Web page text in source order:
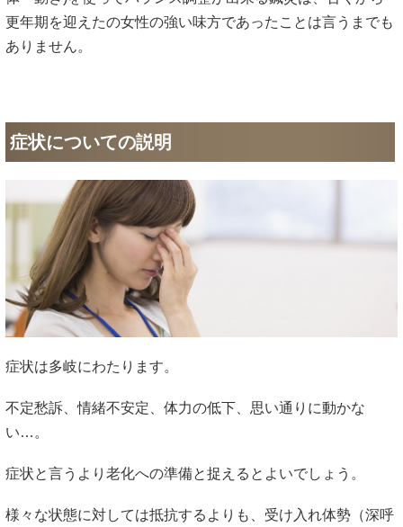
更年期を迎えたの女性の強い味方であったことは言うまでも
ありません。
症状についての説明
症状は多岐にわたります。
不定愁訴、情緒不安定、体力の低下、思い通りに動かな
い…。
症状と言うより老化への準備と捉えるとよいでしょう。
様々な状態に対しては抵抗するよりも、受け入れ体勢（深呼